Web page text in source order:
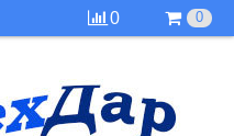
0 0